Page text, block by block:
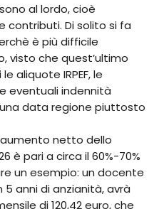
al lordo, cioè
contributi. Di solito si fa
è più difficile
visto che quest’ultimo
aliquote IRPEF, le
eventuali indennità
data regione piuttosto
netto dello
è pari a circa il 60%-70%
un esempio: un docente
5 anni di anzianità, avrà
di 120,42 euro, che